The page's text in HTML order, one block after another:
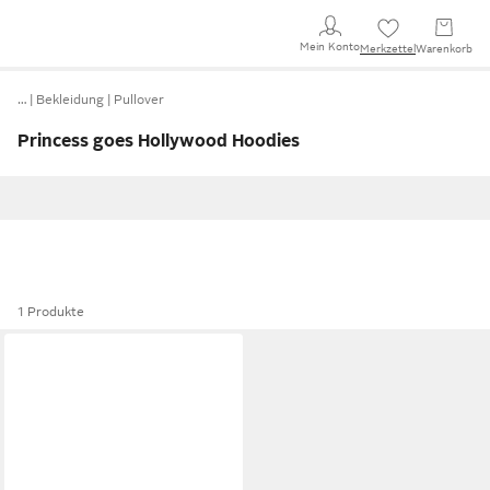
Mein KontoMerkzettel Warenkorb
… Bekleidung Pullover
Princess goes Hollywood Hoodies
1 Produkte